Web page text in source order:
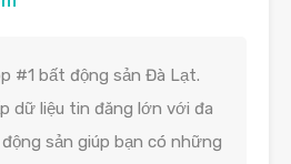
#1 bất động sản Đà Lạt.
dữ liệu tin đăng lớn với đa
sản giúp bạn có những